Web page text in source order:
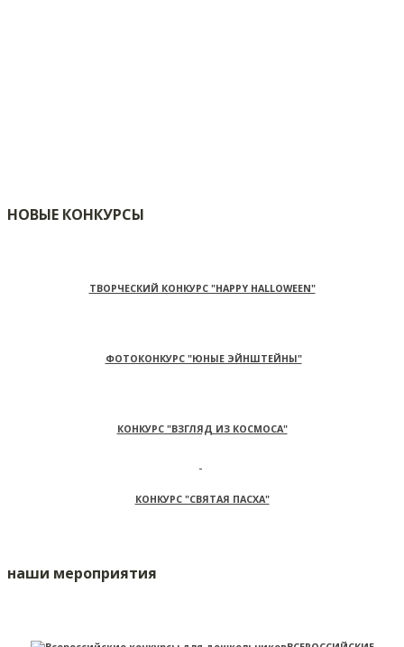
НОВЫЕ КОНКУРСЫ
ТВОРЧЕСКИЙ КОНКУРС "HAPPY HALLOWEEN"
ФОТОКОНКУРС "ЮНЫЕ ЭЙНШТЕЙНЫ"
КОНКУРС "ВЗГЛЯД ИЗ КОСМОСА"
КОНКУРС "СВЯТАЯ ПАСХА"
наши мероприятия